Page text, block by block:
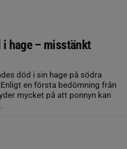
hage – misstänkt
död i sin hage på södra
en första bedömning från
mycket på att ponnyn kan